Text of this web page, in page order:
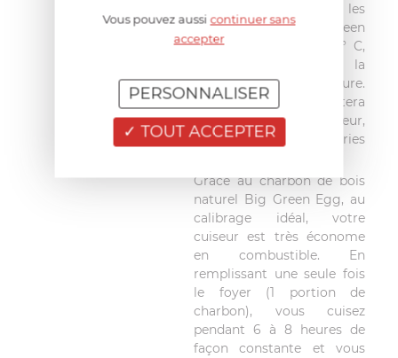
et aux températures les
plus élevées, Big Green
Egg cuit de 50 à 350° C,
quelque soit la
température extérieure.
Plus rien ne vous arrêtera
pour cuisiner en extérieur,
ni l'hiver, ni les intempéries
Grâce au charbon de bois
naturel Big Green Egg, au
calibrage idéal, votre
cuiseur est très économe
en combustible. En
remplissant une seule fois
le foyer (1 portion de
charbon), vous cuisez
pendant 6 à 8 heures de
façon constante et vous
Vous pouvez aussicontinuer sans
accepter
TOUT ACCEPTER
PERSONNALISER